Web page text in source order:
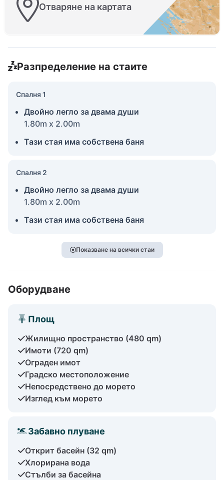
Отваряне на картата
Разпределение на стаите
Спалня 1
Двойно легло за двама души
1.80m x 2.00m
Тази стая има собствена баня
Спалня 2
Двойно легло за двама души
1.80m x 2.00m
Тази стая има собствена баня
Показване на всички стаи
Оборудване
Площ
Жилищно пространство (480 qm)
Имоти (720 qm)
Ограден имот
Градско местоположение
Непосредствено до морето
Изглед към морето
Забавно плуване
Открит басейн (32 qm)
Хлорирана вода
Стълби за басейна